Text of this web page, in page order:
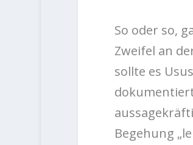
So oder so,
Zweifel an
sollte es
Begehung